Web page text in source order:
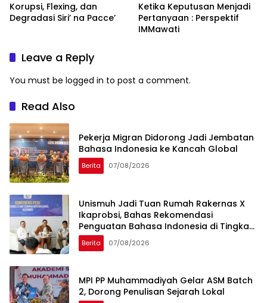
Korupsi, Flexing, dan
Degradasi Siri’ na Pacce’
Ketika Keputusan Menjadi
Pertanyaan : Perspektif
IMMawati
Leave a Reply
You must be logged in to post a comment.
Read Also
Pekerja Migran Didorong Jadi Jembatan
Bahasa Indonesia ke Kancah Global
Berita 07/08/2026
Unismuh Jadi Tuan Rumah Rakernas X
Ikaprobsi, Bahas Rekomendasi
Penguatan Bahasa Indonesia di Tingkat
Global
Berita 07/08/2026
MPI PP Muhammadiyah Gelar ASM Batch
2, Dorong Penulisan Sejarah Lokal